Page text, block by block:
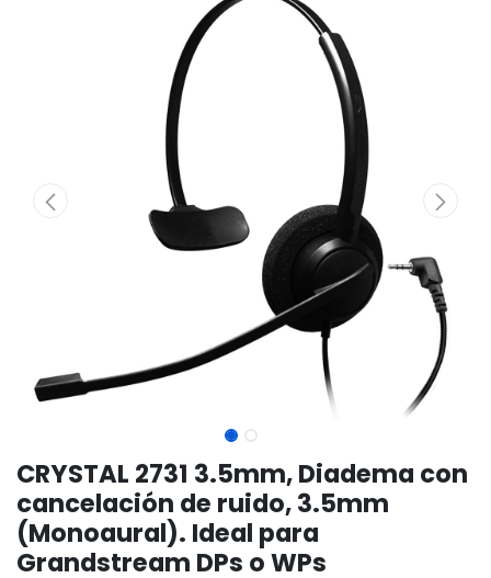
CRYSTAL 2731 3.5mm, Diadema con
cancelación de ruido, 3.5mm
(Monoaural). Ideal para
Grandstream DPs o WPs